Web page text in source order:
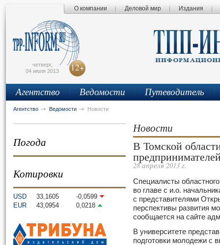
О компании Деловой мир Издания
четверг,
04 июля 2013
12+
Агентство Ведомости Путеводитель
Агентство Ведомости Новости
Погода
Котировки
USD 33,1605
-0,0599
EUR
43,0954 0,0218
Новости
В Томской
28 апреля 2013 г.
Специалисты
во главе с и.о.
с представителями
перспективы развития
сообщается на сайте
В университете
подготовки молодежи с